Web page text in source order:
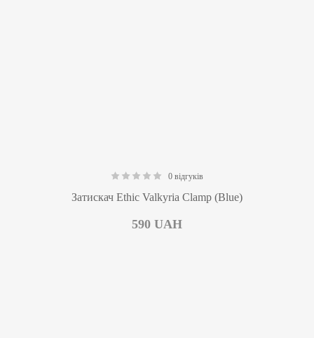
0 відгуків
Затискач Ethic Valkyria Clamp (Blue)
590 UAH